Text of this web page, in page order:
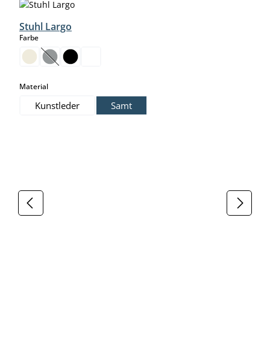
Stuhl Largo
Farbeauswählen
(Diese Option ist zurzeit nicht verfügbar.)
Materialauswählen
Kunstleder Samt